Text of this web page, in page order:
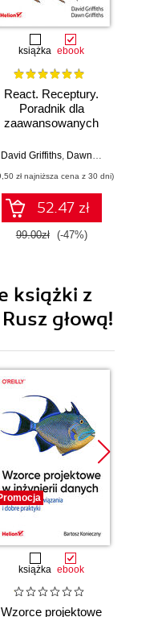
książka ebook
React. Receptury.
Poradnik dla
zaawansowanych
David Griffiths, Dawn Griffiths
zł najniższa cena z 30 dni)
52.47 zł
99.00zł (-47%)
książki z
głową!
książka ebook
Wzorce projektowe